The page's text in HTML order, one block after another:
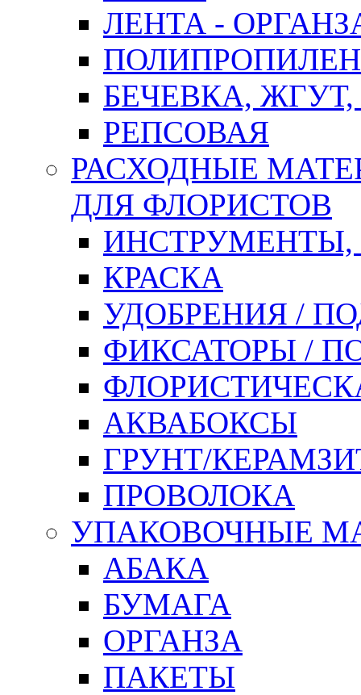
ЛЕНТА -
БЕЧЕВКА,
РЕПСОВАЯ
РАСХОДНЫЕ
ДЛЯ ФЛОРИСТОВ
ИНСТРУМЕНТЫ,
КРАСКА
УДОБРЕНИЯ /
ФИКСАТОРЫ /
АКВАБОКСЫ
ГРУНТ/
ПРОВОЛОКА
УПАКОВОЧНЫЕ
АБАКА
БУМАГА
ОРГАНЗА
ПАКЕТЫ